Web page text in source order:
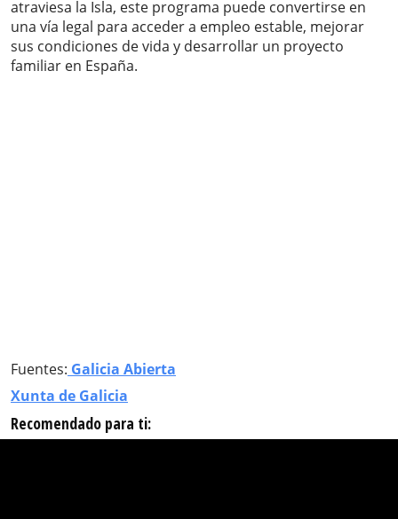
atraviesa la Isla, este programa puede convertirse en
una vía legal para acceder a empleo estable, mejorar
sus condiciones de vida y desarrollar un proyecto
familiar en España.
Fuentes: Galicia Abierta
Xunta de Galicia
Recomendado para ti: